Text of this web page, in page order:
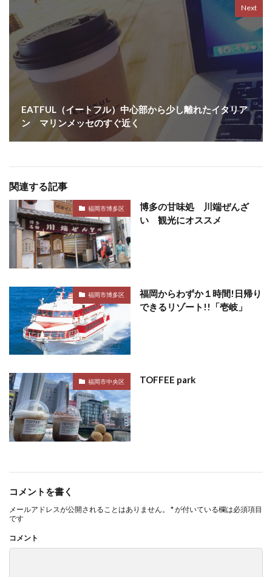
Next
EATFUL（イートフル）中心部から少し離れたイタリア
ン マリンメッセのすぐ近く
関連する記事
福岡市博多区
博多の甘味処 川端ぜんざ
い 観光にオススメ
福岡市博多区
福岡からわずか１時間!日帰り
できるリゾート!!「壱岐」
福岡市中央区 TOFFEE park
コメントを書く
メールアドレスが公開されることはありません。 *が付いている欄は必須項目
です
コメント